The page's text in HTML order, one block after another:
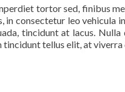
tortor sed, finibus
consectetur leo vehicula
tincidunt at lacus.
tincidunt tellus elit, at